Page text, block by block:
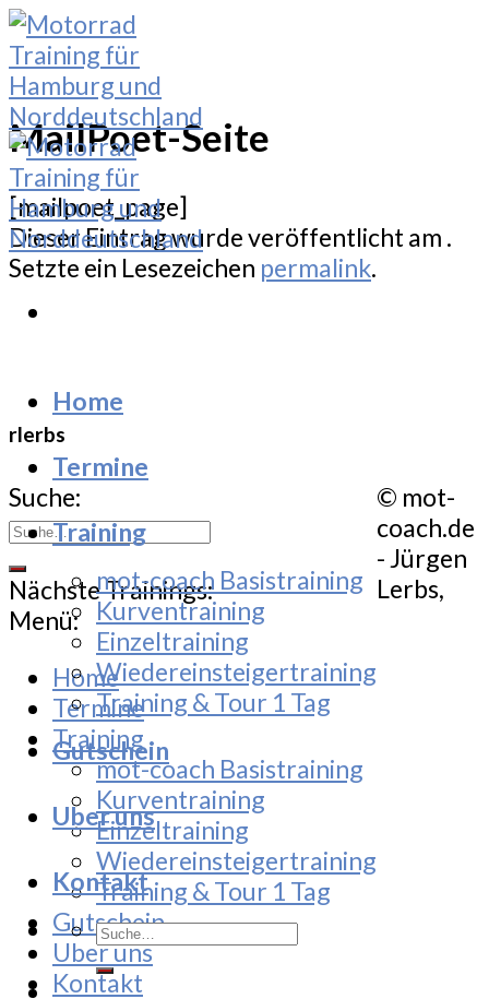
Skip
to
content
Home
Termine
Training
mot-coach Basistraining
Kurventraining
Einzeltraining
Wiedereinsteigertraining
Training & Tour 1 Tag
Gutschein
Uber uns
Kontakt
Suche
nach:
MailPoet-Seite
[mailpoet_page]
Dieser Eintrag wurde veröffentlicht am .
Setzte ein Lesezeichen permalink.
rlerbs
Suche:
Nächste Trainings:
Menü:
Home
Termine
Training
mot-coach Basistraining
Kurventraining
Einzeltraining
Wiedereinsteigertraining
Training & Tour 1 Tag
Gutschein
Uber uns
Kontakt
© mot-
coach.de
- Jürgen
Lerbs,